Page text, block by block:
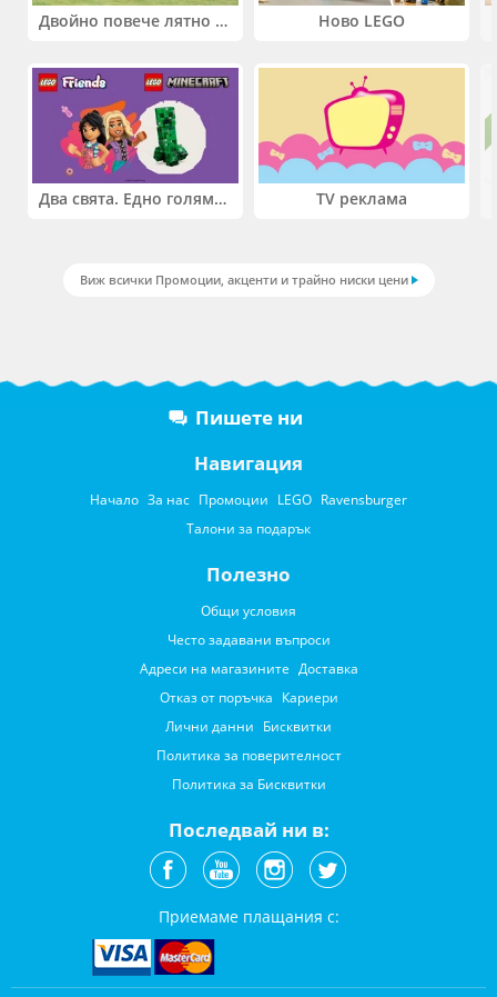
Двойно повече лятно забавление! Купи 2 продукта INTEX и вземи -33%
Два свята. Едно голямо приключение. Купи 2 продукта LEGO® Friends и/или LEGO® Minecraft и вземи -27%
Ново LEGO
TV реклама
Виж всички Промоции, акценти и трайно ниски цени
Пишете ни
Навигация
Начало За нас Промоции LEGO Ravensburger
Талони за подарък
Полезно
Общи условия
Често задавани въпроси
Адреси на магазините Доставка
Отказ от поръчка Кариери
Лични данни Бисквитки
Политика за поверителност
Политика за Бисквитки
Последвай ни в:
Приемаме плащания с: